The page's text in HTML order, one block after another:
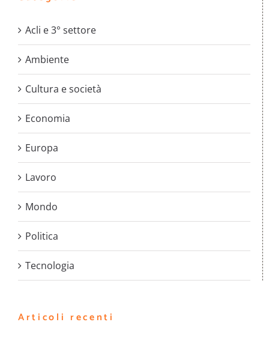
Acli e 3° settore
Ambiente
Cultura e società
Economia
Europa
Lavoro
Mondo
Politica
Tecnologia
Articoli recenti